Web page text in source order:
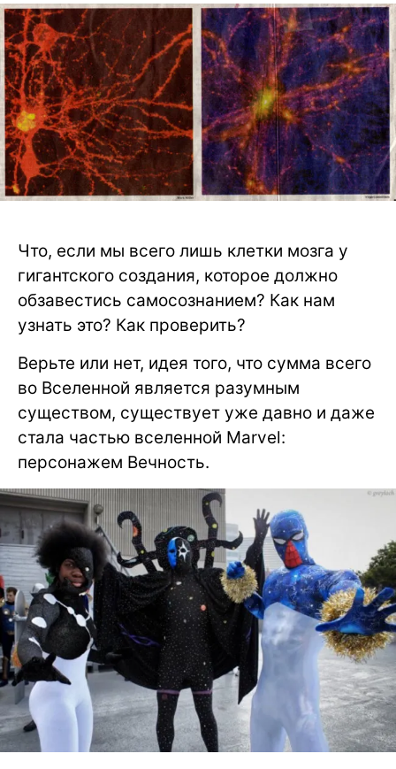
Что, если мы всего лишь клетки мозга у
гигантского создания, которое должно
обзавестись самосознанием? Как нам
узнать это? Как проверить?
Верьте или нет, идея того, что сумма всего
во Вселенной является разумным
существом, существует уже давно и даже
стала частью вселенной Marvel:
персонажем Вечность.